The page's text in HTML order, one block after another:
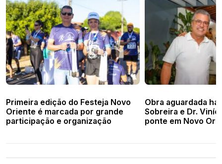
Primeira edição do Festeja Novo
Oriente é marcada por grande
participação e organização
Obra aguardada
Sobreira e Dr.
ponte em Novo